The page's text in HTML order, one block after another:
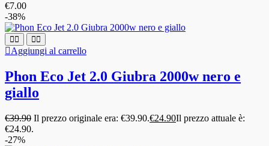
€7.00
-38%
Aggiungi al carrello
Phon Eco Jet 2.0 Giubra 2000w nero e
giallo
€39.90 Il prezzo originale era: €39.90.€24.90Il prezzo attuale è:
€24.90.
-27%